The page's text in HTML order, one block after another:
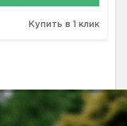
Купить в 1 клик